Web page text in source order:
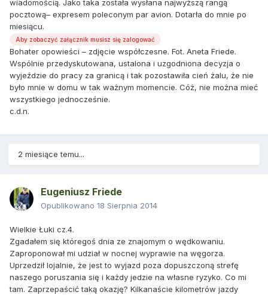
wiadomością. Jako taka została wysłana najwyższą rangą
pocztową– expresem poleconym par avion. Dotarła do mnie po
miesiącu.
Aby zobaczyć załącznik musisz się zalogować
Bohater opowieści – zdjęcie współczesne. Fot. Aneta Friede.
Wspólnie przedyskutowana, ustalona i uzgodniona decyzja o
wyjeździe do pracy za granicą i tak pozostawiła cień żalu, że nie
było mnie w domu w tak ważnym momencie. Cóż, nie można mieć
wszystkiego jednocześnie.
c.d.n.
2 miesiące temu...
Eugeniusz Friede
Opublikowano 18 Sierpnia 2014
Wielkie Łuki cz.4.
Zgadałem się któregoś dnia ze znajomym o wędkowaniu.
Zaproponował mi udział w nocnej wyprawie na węgorza.
Uprzedził lojalnie, że jest to wyjazd poza dopuszczoną strefę
naszego poruszania się i każdy jedzie na własne ryzyko. Co mi
tam. Zaprzepaścić taką okazję? Kilkanaście kilometrów jazdy